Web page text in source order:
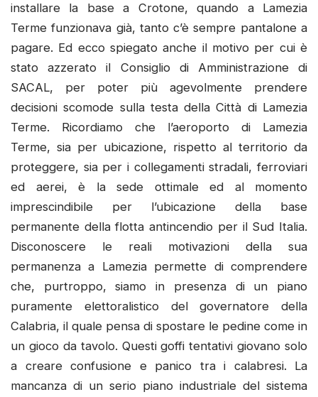
installare la base a Crotone, quando a Lamezia
Terme funzionava già, tanto c’è sempre pantalone a
pagare. Ed ecco spiegato anche il motivo per cui è
stato azzerato il Consiglio di Amministrazione di
SACAL, per poter più agevolmente prendere
decisioni scomode sulla testa della Città di Lamezia
Terme. Ricordiamo che l’aeroporto di Lamezia
Terme, sia per ubicazione, rispetto al territorio da
proteggere, sia per i collegamenti stradali, ferroviari
ed aerei, è la sede ottimale ed al momento
imprescindibile per l’ubicazione della base
permanente della flotta antincendio per il Sud Italia.
Disconoscere le reali motivazioni della sua
permanenza a Lamezia permette di comprendere
che, purtroppo, siamo in presenza di un piano
puramente elettoralistico del governatore della
Calabria, il quale pensa di spostare le pedine come in
un gioco da tavolo. Questi goffi tentativi giovano solo
a creare confusione e panico tra i calabresi. La
mancanza di un serio piano industriale del sistema